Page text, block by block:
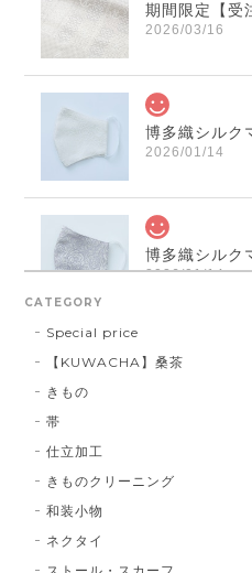
2026/03/16
博多織シル
2026/01/14
博多織シル
2026/01/14
CATEGORY
Special price
【KUWACHA】桑茶
きもの
帯
仕立加工
きものクリーニング
和装小物
ネクタイ